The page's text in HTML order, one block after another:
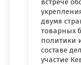
встрече
двумя
товарных
политики
составе
участие